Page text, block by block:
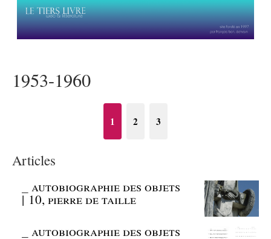
1953-1960
1 2 3
Articles
_autobiographie des objets
| 10, pierre de taille
_autobiographie des objets